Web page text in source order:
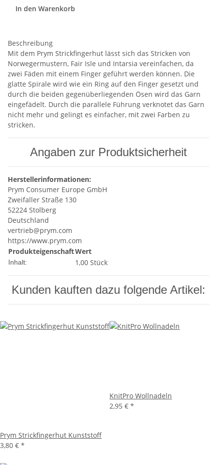
In den Warenkorb
Beschreibung
Mit dem Prym Strickfingerhut lässt sich das Stricken von
Norwegermustern, Fair Isle und Intarsia vereinfachen, da
zwei Fäden mit einem Finger geführt werden können. Die
glatte Spirale wird wie ein Ring auf den Finger gesetzt und
durch die beiden gegenüberliegenden Ösen wird das Garn
eingefädelt. Durch die parallele Führung verknotet das Garn
nicht mehr und gelingt es einfacher, mit zwei Farben zu
stricken.
Angaben zur Produktsicherheit
Herstellerinformationen:
Prym Consumer Europe GmbH
Zweifaller Straße 130
52224 Stolberg
Deutschland
vertrieb@prym.com
https://www.prym.com
ProdukteigenschaftWert
Inhalt: 1,00 Stück
Kunden kauften dazu folgende Artikel:
Prym Strickfingerhut Kunststoff
3,80 € *
KnitPro Wollnadeln
2,95 € *